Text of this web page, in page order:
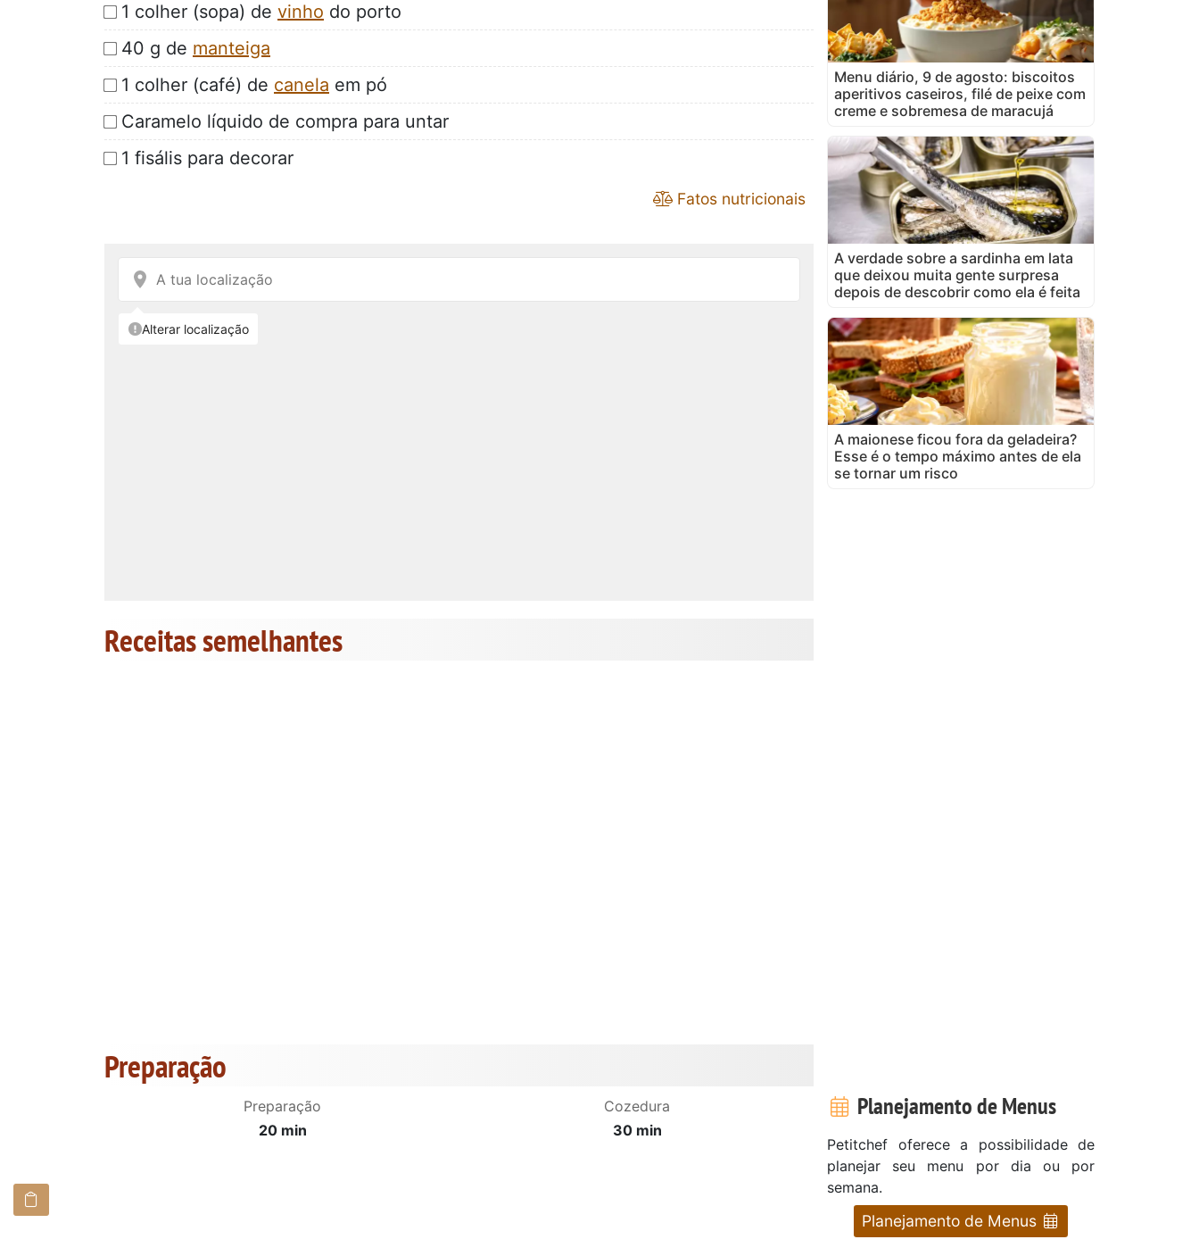
1 colher (sopa) de vinho do porto
40 g de manteiga
1 colher (café) de canela em pó
Caramelo líquido de compra para untar
1 fisális para decorar
Fatos nutricionais
Receitas semelhantes
Preparação
Preparação
20 min
Cozedura
30 min
Menu diário, 9 de agosto: biscoitos
aperitivos caseiros, filé de peixe com
creme e sobremesa de maracujá
A verdade sobre a sardinha em lata
que deixou muita gente surpresa
depois de descobrir como ela é feita
A maionese ficou fora da geladeira?
Esse é o tempo máximo antes de ela
se tornar um risco
Planejamento de Menus
Petitchef oferece a possibilidade de
planejar seu menu por dia ou por
semana.
Planejamento de Menus